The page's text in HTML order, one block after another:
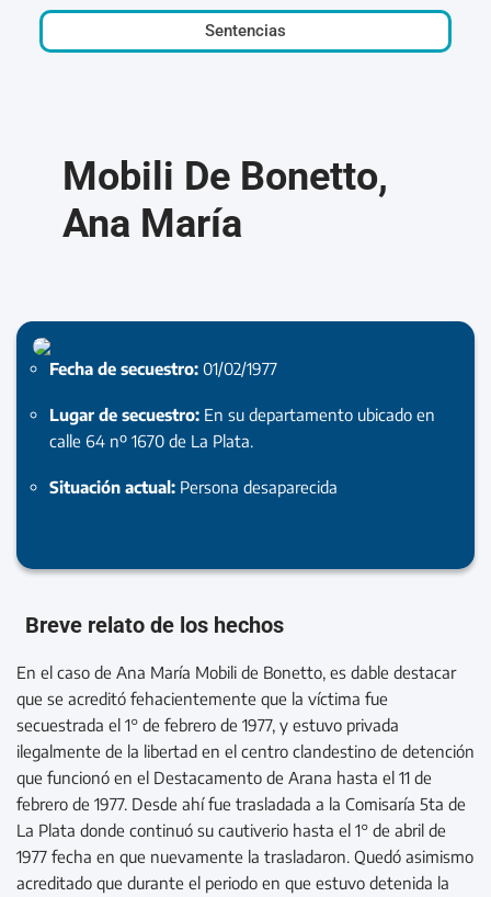
Sentencias
Mobili De Bonetto,
Ana María
Fecha de secuestro: 01/02/1977
Lugar de secuestro: En su departamento ubicado en
calle 64 nº 1670 de La Plata.
Situación actual: Persona desaparecida
Breve relato de los hechos
En el caso de Ana María Mobili de Bonetto, es dable destacar
que se acreditó fehacientemente que la víctima fue
secuestrada el 1° de febrero de 1977, y estuvo privada
ilegalmente de la libertad en el centro clandestino de detención
que funcionó en el Destacamento de Arana hasta el 11 de
febrero de 1977. Desde ahí fue trasladada a la Comisaría 5ta de
La Plata donde continuó su cautiverio hasta el 1° de abril de
1977 fecha en que nuevamente la trasladaron. Quedó asimismo
acreditado que durante el periodo en que estuvo detenida la